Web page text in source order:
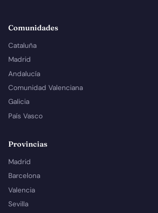
Comunidades
Cataluña
Madrid
Andalucía
Comunidad Valenciana
Galicia
País Vasco
Provincias
Madrid
Barcelona
Valencia
Sevilla